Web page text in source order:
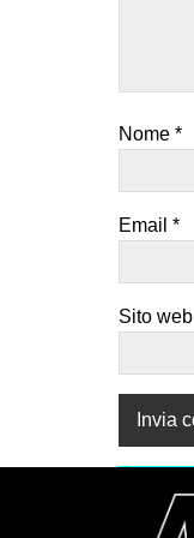
Nome *
Email *
Sito web